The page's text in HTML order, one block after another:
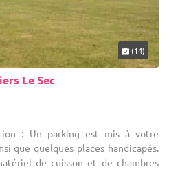
(14)
Le Sec
: Un parking est mis à votre
que quelques places handicapés.
de cuisson et de chambres